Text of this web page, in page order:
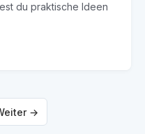
du praktische Ideen
→